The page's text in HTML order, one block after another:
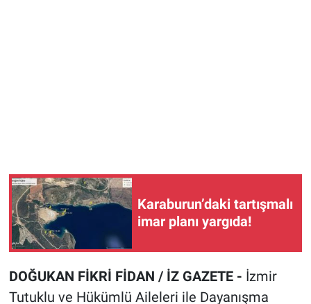
Karaburun’daki tartışmalı
imar planı yargıda!
DOĞUKAN FİKRİ FİDAN / İZ GAZETE - İzmir
Tutuklu ve Hükümlü Aileleri ile Dayanışma